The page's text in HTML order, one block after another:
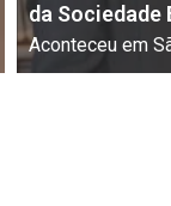
da
Aconteceu em